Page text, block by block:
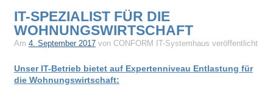
IT-SPEZIALIST FÜR DIE
WOHNUNGSWIRTSCHAFT
Am 4. September 2017von CONFORM IT-Systemhaus veröffentlicht
Unser IT-Betrieb bietet auf Expertenniveau Entlastung für
die Wohnungswirtschaft: